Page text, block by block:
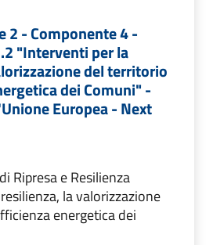
2 - Componente 4 -
"Interventi per la
del territorio
dei Comuni" -
Europea - Next
Ripresa e Resilienza
la valorizzazione
energetica dei